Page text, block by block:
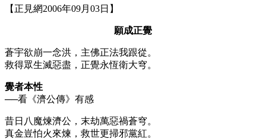
【正見網2006年09月03日】
願成正覺
蒼宇欲崩一念洪，主佛正法我跟從。
救得眾生滅惡盡，正覺永恆衛大穹。
覺者本性
──看《濟公傳》有感
昔日八魔煉濟公，末劫萬惡禍蒼穹。
真金豈怕火來煉，救世更掃邪黨紅。